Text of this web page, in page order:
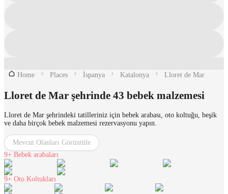
Home Places İspanya Katalonya Lloret de Mar
Lloret de Mar şehrinde 43 bebek malzemesi
Lloret de Mar şehrindeki tatilleriniz için bebek arabası, oto koltuğu, beşik
ve daha birçok bebek malzemesi rezervasyonu yapın.
Mevcut Olanları Görüntüle
9+ Bebek arabaları
9+ Oto Koltukları